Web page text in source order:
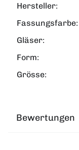
Hersteller:
Fassungsfarbe:
Gläser:
Form:
Grösse:
Bewertungen